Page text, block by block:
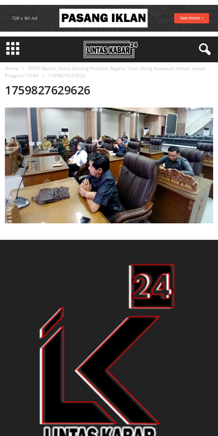
Home
DPRD Barito Utara Dorong Pemkab Segera Tata Ulang Kawasan Hutan Lewat
Program TORA
1759827629626
1759827629626